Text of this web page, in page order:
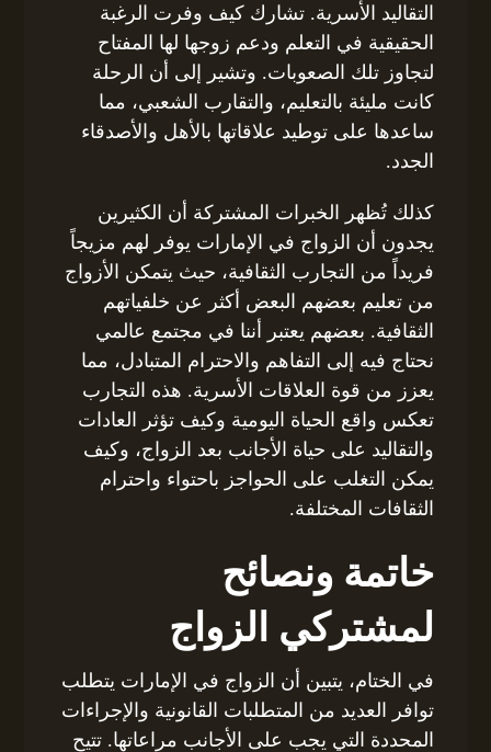
التقاليد الأسرية. تشارك كيف وفرت الرغبة
الحقيقية في التعلم ودعم زوجها لها المفتاح
لتجاوز تلك الصعوبات. وتشير إلى أن الرحلة
كانت مليئة بالتعليم، والتقارب الشعبي، مما
ساعدها على توطيد علاقاتها بالأهل والأصدقاء
الجدد.
كذلك تُظهر الخبرات المشتركة أن الكثيرين
يجدون أن الزواج في الإمارات يوفر لهم مزيجاً
فريداً من التجارب الثقافية، حيث يتمكن الأزواج
من تعليم بعضهم البعض أكثر عن خلفياتهم
الثقافية. بعضهم يعتبر أننا في مجتمع عالمي
نحتاج فيه إلى التفاهم والاحترام المتبادل، مما
يعزز من قوة العلاقات الأسرية. هذه التجارب
تعكس واقع الحياة اليومية وكيف تؤثر العادات
والتقاليد على حياة الأجانب بعد الزواج، وكيف
يمكن التغلب على الحواجز باحتواء واحترام
الثقافات المختلفة.
خاتمة ونصائح
لمشتركي الزواج
في الختام، يتبين أن الزواج في الإمارات يتطلب
توافر العديد من المتطلبات القانونية والإجراءات
المحددة التي يجب على الأجانب مراعاتها. تتيح